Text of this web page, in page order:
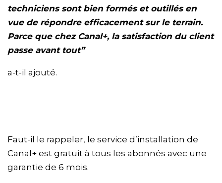
techniciens sont bien formés et outillés en
vue de répondre efficacement sur le terrain.
Parce que chez Canal+, la satisfaction du client
passe avant tout”
a-t-il ajouté.
Faut-il le rappeler, le service d’installation de
Canal+ est gratuit à tous les abonnés avec une
garantie de 6 mois.